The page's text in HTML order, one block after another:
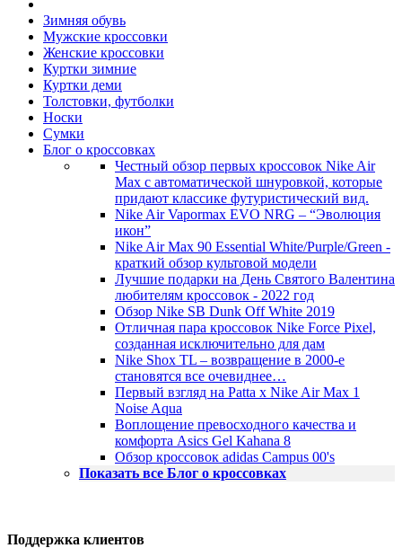
Зимняя обувь
Мужские кроссовки
Женские кроссовки
Куртки зимние
Куртки деми
Толстовки, футболки
Носки
Сумки
Блог о кроссовках
Честный обзор первых кроссовок Nike Air
Max с автоматической шнуровкой, которые
придают классике футуристический вид.
Nike Air Vapormax EVO NRG – “Эволюция
икон”
Nike Air Max 90 Essential White/Purple/Green -
краткий обзор культовой модели
Лучшие подарки на День Святого Валентина
любителям кроссовок - 2022 год
Обзор Nike SB Dunk Off White 2019
Отличная пара кроссовок Nike Force Pixel,
созданная исключительно для дам
Nike Shox TL – возвращение в 2000-е
становятся все очевиднее…
Первый взгляд на Patta x Nike Air Max 1
Noise Aqua
Воплощение превосходного качества и
комфорта Asics Gel Kahana 8
Обзор кроссовок adidas Campus 00's
Показать все Блог о кроссовках
Поддержка клиентов